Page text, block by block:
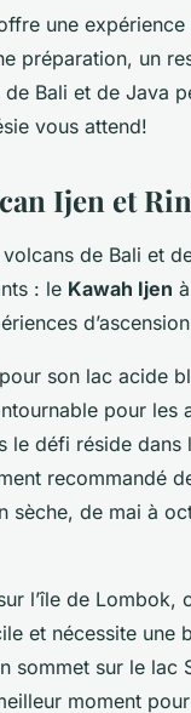
une
préparation, un
de Bali et de Java
vous attend!
Ijen et
de Bali et
: le Kawah Ijen
son lac acide
pour les
le défi réside
recommandé
sèche, de mai à
l’île de Lombok,
et nécessite
sommet sur le lac
moment